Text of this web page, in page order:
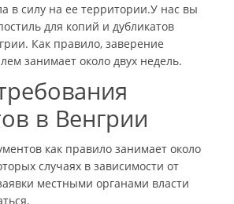
в силу на ее территории.У нас вы
для копий и дубликатов
Как правило, заверение
занимает около двух недель.
в Венгрии
как правило занимает около
случаях в зависимости от
местными органами власти